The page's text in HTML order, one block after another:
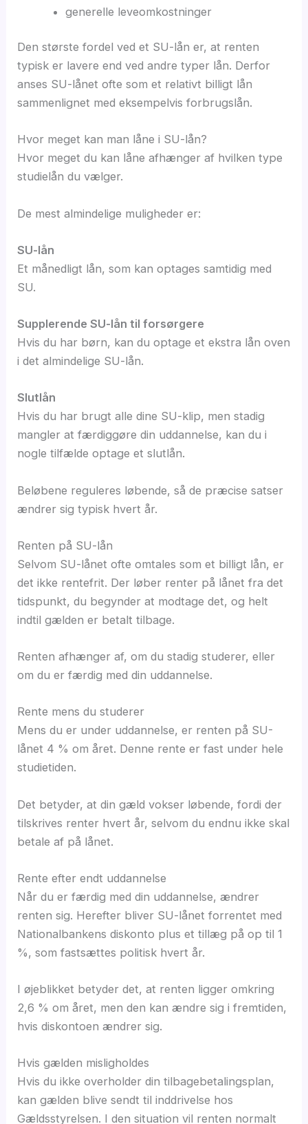
generelle leveomkostninger
Den største fordel ved et SU-lån er, at renten
typisk er lavere end ved andre typer lån. Derfor
anses SU-lånet ofte som et relativt billigt lån
sammenlignet med eksempelvis forbrugslån.
Hvor meget kan man låne i SU-lån?
Hvor meget du kan låne afhænger af hvilken type
studielån du vælger.
De mest almindelige muligheder er:
SU-lån
Et månedligt lån, som kan optages samtidig med
SU.
Supplerende SU-lån til forsørgere
Hvis du har børn, kan du optage et ekstra lån oven
i det almindelige SU-lån.
Slutlån
Hvis du har brugt alle dine SU-klip, men stadig
mangler at færdiggøre din uddannelse, kan du i
nogle tilfælde optage et slutlån.
Beløbene reguleres løbende, så de præcise satser
ændrer sig typisk hvert år.
Renten på SU-lån
Selvom SU-lånet ofte omtales som et billigt lån, er
det ikke rentefrit. Der løber renter på lånet fra det
tidspunkt, du begynder at modtage det, og helt
indtil gælden er betalt tilbage.
Renten afhænger af, om du stadig studerer, eller
om du er færdig med din uddannelse.
Rente mens du studerer
Mens du er under uddannelse, er renten på SU-
lånet 4 % om året. Denne rente er fast under hele
studietiden.
Det betyder, at din gæld vokser løbende, fordi der
tilskrives renter hvert år, selvom du endnu ikke skal
betale af på lånet.
Rente efter endt uddannelse
Når du er færdig med din uddannelse, ændrer
renten sig. Herefter bliver SU-lånet forrentet med
Nationalbankens diskonto plus et tillæg på op til 1
%, som fastsættes politisk hvert år.
I øjeblikket betyder det, at renten ligger omkring
2,6 % om året, men den kan ændre sig i fremtiden,
hvis diskontoen ændrer sig.
Hvis gælden misligholdes
Hvis du ikke overholder din tilbagebetalingsplan,
kan gælden blive sendt til inddrivelse hos
Gældsstyrelsen. I den situation vil renten normalt